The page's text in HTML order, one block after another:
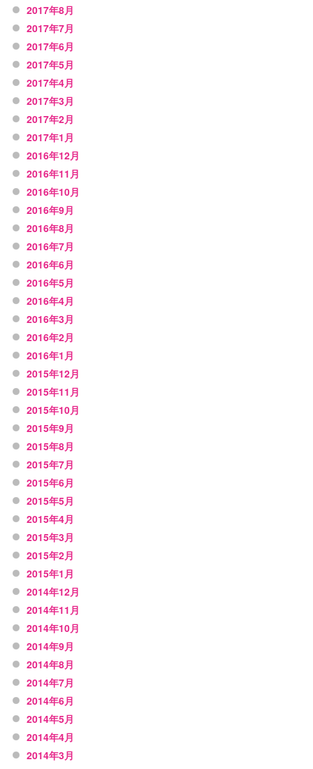
2017年8月
2017年7月
2017年6月
2017年5月
2017年4月
2017年3月
2017年2月
2017年1月
2016年12月
2016年11月
2016年10月
2016年9月
2016年8月
2016年7月
2016年6月
2016年5月
2016年4月
2016年3月
2016年2月
2016年1月
2015年12月
2015年11月
2015年10月
2015年9月
2015年8月
2015年7月
2015年6月
2015年5月
2015年4月
2015年3月
2015年2月
2015年1月
2014年12月
2014年11月
2014年10月
2014年9月
2014年8月
2014年7月
2014年6月
2014年5月
2014年4月
2014年3月